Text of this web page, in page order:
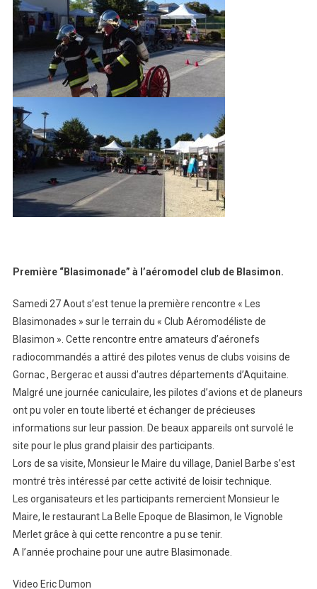
Première “Blasimonade” à l’aéromodel club de Blasimon.
Samedi 27 Aout s’est tenue la première rencontre « Les
Blasimonades » sur le terrain du « Club Aéromodéliste de
Blasimon ». Cette rencontre entre amateurs d’aéronefs
radiocommandés a attiré des pilotes venus de clubs voisins de
Gornac , Bergerac et aussi d’autres départements d’Aquitaine.
Malgré une journée caniculaire, les pilotes d’avions et de planeurs
ont pu voler en toute liberté et échanger de précieuses
informations sur leur passion. De beaux appareils ont survolé le
site pour le plus grand plaisir des participants.
Lors de sa visite, Monsieur le Maire du village, Daniel Barbe s’est
montré très intéressé par cette activité de loisir technique.
Les organisateurs et les participants remercient Monsieur le
Maire, le restaurant La Belle Epoque de Blasimon, le Vignoble
Merlet grâce à qui cette rencontre a pu se tenir.
A l’année prochaine pour une autre Blasimonade.
Video Eric Dumon